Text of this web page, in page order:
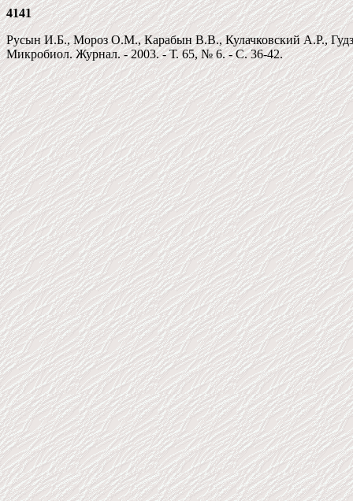
4141
Русын И.Б., Мороз О.М., Карабын В.В., Кулачковский А.Р.,
Микробиол. Журнал. - 2003. - Т. 65, № 6. - С. 36-42.